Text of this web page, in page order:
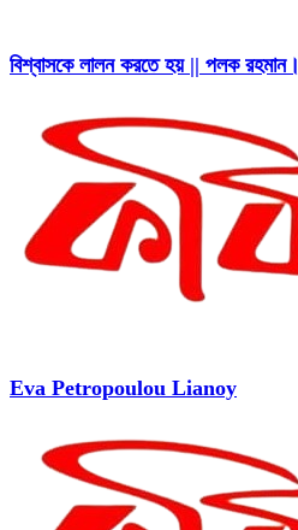
বিশ্বাসকে লালন করতে হয় || পলক রহমান।
Eva Petropoulou Lianoy